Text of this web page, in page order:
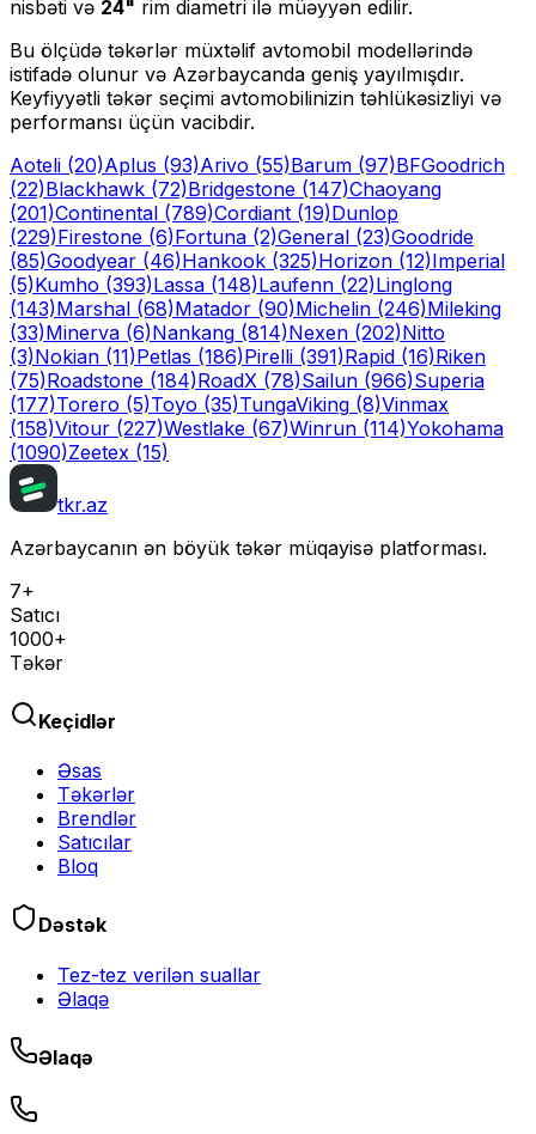
nisbəti və 24" rim diametri ilə müəyyən edilir.
Bu ölçüdə təkərlər müxtəlif avtomobil modellərində
istifadə olunur və Azərbaycanda geniş yayılmışdır.
Keyfiyyətli təkər seçimi avtomobilinizin təhlükəsizliyi və
performansı üçün vacibdir.
Aoteli (20)Aplus (93)Arivo (55)Barum (97)BFGoodrich
(22)Blackhawk (72)Bridgestone (147)Chaoyang
(201)Continental (789)Cordiant (19)Dunlop
(229)Firestone (6)Fortuna (2)General (23)Goodride
(85)Goodyear (46)Hankook (325)Horizon (12)Imperial
(5)Kumho (393)Lassa (148)Laufenn (22)Linglong
(143)Marshal (68)Matador (90)Michelin (246)Mileking
(33)Minerva (6)Nankang (814)Nexen (202)Nitto
(3)Nokian (11)Petlas (186)Pirelli (391)Rapid (16)Riken
(75)Roadstone (184)RoadX (78)Sailun (966)Superia
(177)Torero (5)Toyo (35)TungaViking (8)Vinmax
(158)Vitour (227)Westlake (67)Winrun (114)Yokohama
(1090)Zeetex (15)
tkr.az
Azərbaycanın ən böyük təkər müqayisə platforması.
7+
Satıcı
1000+
Təkər
Keçidlər
Əsas
Təkərlər
Brendlər
Satıcılar
Bloq
Dəstək
Tez-tez verilən suallar
Əlaqə
Əlaqə